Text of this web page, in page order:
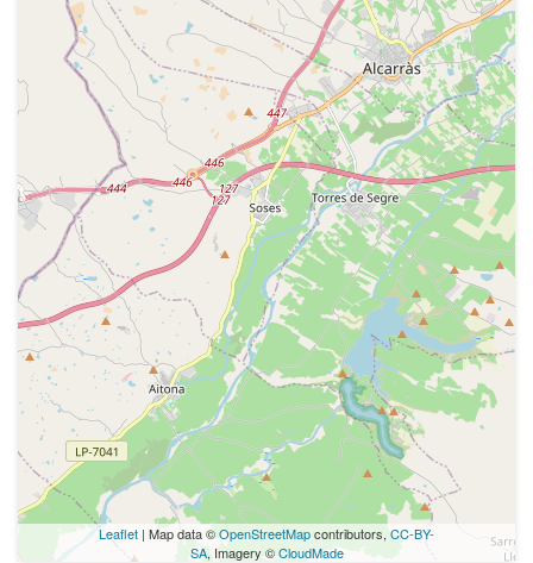
Leaflet | Map data ©OpenStreetMapcontributors, CC-BY-
SA, Imagery ©CloudMade